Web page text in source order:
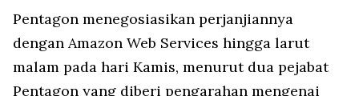
Pentagon menegosiasikan perjanjiannya
dengan Amazon Web Services hingga larut
malam pada hari Kamis, menurut dua pejabat
Pentagon yang diberi pengarahan mengenai